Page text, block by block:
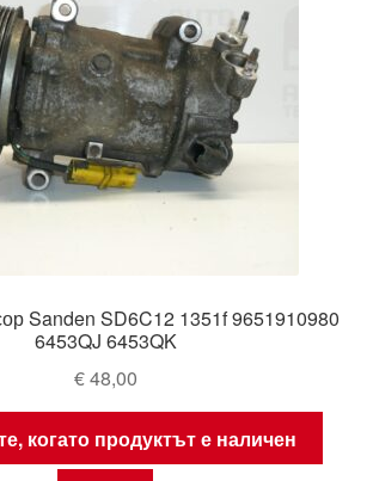
Sanden SD6C12 1351f 9651910980
6453QJ 6453QK
€48,00
когато продуктът е наличен